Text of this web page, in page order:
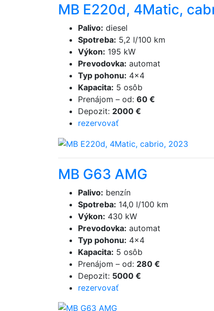
MB E220d, 4Matic,
Palivo: diesel
Spotreba: 5,2 l/100 km
Výkon: 195 kW
Prevodovka: automat
Typ pohonu: 4×4
Kapacita: 5 osôb
Prenájom – od: 60 €
Depozit: 2000 €
rezervovať
MB G63 AMG
Palivo: benzín
Spotreba: 14,0 l/100 km
Výkon: 430 kW
Prevodovka: automat
Typ pohonu: 4×4
Kapacita: 5 osôb
Prenájom – od: 280 €
Depozit: 5000 €
rezervovať